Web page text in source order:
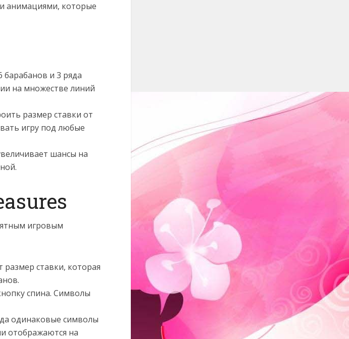
анимациями, которые
и 3 ряда
на множестве линий
размер ставки от
игру под любые
шансы на
игровым
ставки, которая
спина. Символы
одинаковые символы
отображаются на